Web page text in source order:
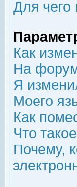
Для чего
Как
На
Я
Моего
Как
Что
Почему,